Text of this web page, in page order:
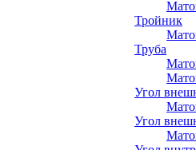
Тройник
Труба
Угол
Угол